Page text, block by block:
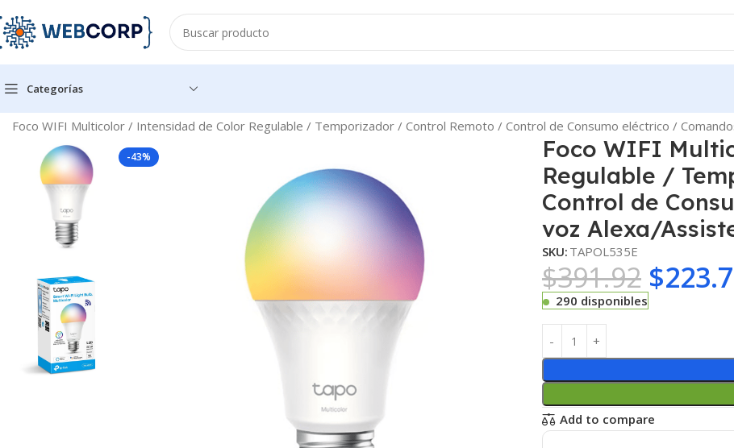
Categorías
Foco WIFI Multicolor / Intensidad de Color Regulable / Temporizador / Control Remoto / Control de Consumo eléctrico /
-43%
Foco WIFI
Regulable /
Control de
voz Alexa/
SKU: TAPOL535E
$391.92 $
290 disponibles
Add to compare